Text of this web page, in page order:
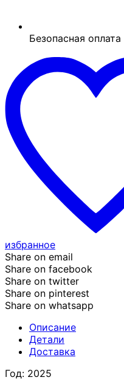
Безопасная оплата
избранное
Share on email
Share on facebook
Share on twitter
Share on pinterest
Share on whatsapp
Описание
Детали
Доставка
Год: 2025